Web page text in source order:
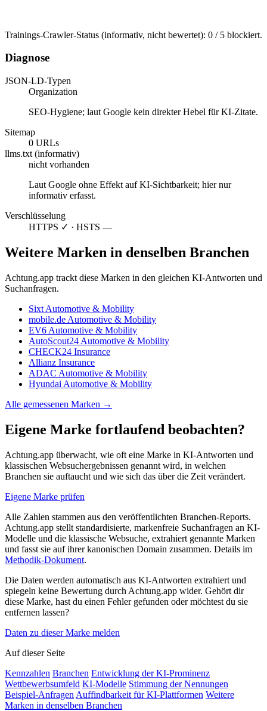
Trainings-Crawler-Status (informativ, nicht bewertet): 0 / 5 blockiert.
Diagnose
JSON-LD-Typen
Organization
SEO-Hygiene; laut Google kein direkter Hebel für KI-Zitate.
Sitemap
0 URLs
llms.txt (informativ)
nicht vorhanden
Laut Google ohne Effekt auf KI-Sichtbarkeit; hier nur
informativ erfasst.
Verschlüsselung
HTTPS ✓ · HSTS —
Weitere Marken in denselben Branchen
Achtung.app trackt diese Marken in den gleichen KI-Antworten und
Suchanfragen.
Sixt Automotive & Mobility
mobile.de Automotive & Mobility
EV6 Automotive & Mobility
AutoScout24 Automotive & Mobility
CHECK24 Insurance
Allianz Insurance
ADAC Automotive & Mobility
Hyundai Automotive & Mobility
Alle gemessenen Marken →
Eigene Marke fortlaufend beobachten?
Achtung.app überwacht, wie oft eine Marke in KI-Antworten und
klassischen Websuchergebnissen genannt wird, in welchen
Branchen sie auftaucht und wie sich das über die Zeit verändert.
Eigene Marke prüfen
Alle Zahlen stammen aus den veröffentlichten Branchen-Reports.
Achtung.app stellt standardisierte, markenfreie Suchanfragen an KI-
Modelle und die klassische Websuche, extrahiert genannte Marken
und fasst sie auf ihrer kanonischen Domain zusammen. Details im
Methodik-Dokument.
Die Daten werden automatisch aus KI-Antworten extrahiert und
spiegeln keine Bewertung durch Achtung.app wider. Gehört dir
diese Marke, hast du einen Fehler gefunden oder möchtest du sie
entfernen lassen?
Daten zu dieser Marke melden
Auf dieser Seite
Kennzahlen Branchen Entwicklung der KI-Prominenz
Wettbewerbsumfeld KI-Modelle Stimmung der Nennungen
Beispiel-Anfragen Auffindbarkeit für KI-Plattformen Weitere
Marken in denselben Branchen